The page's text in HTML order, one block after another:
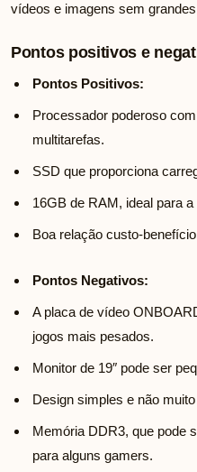
vídeos e imagens sem
Pontos positivos e
Pontos Positivos:
Processador poderoso
multitarefas.
SSD que proporciona
16GB de RAM, ideal para
Boa relação custo-
Pontos Negativos:
A placa de vídeo
jogos mais pesados.
Monitor de 19″ pode ser
Design simples e não
Memória DDR3, que pode
para alguns gamers.